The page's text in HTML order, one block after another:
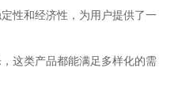
性和经济性，为用户提供了一
这类产品都能满足多样化的需